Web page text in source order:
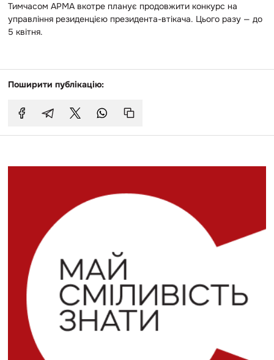
Тимчасом АРМА вкотре планує продовжити конкурс на
управління резиденцією президента-втікача. Цього разу — до
5 квітня.
Поширити публікацію: